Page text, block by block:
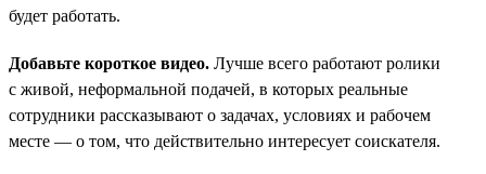
будет работать.
Добавьте короткое видео. Лучше всего работают ролики
с живой, неформальной подачей, в которых реальные
сотрудники рассказывают о задачах, условиях и рабочем
месте — о том, что действительно интересует соискателя.